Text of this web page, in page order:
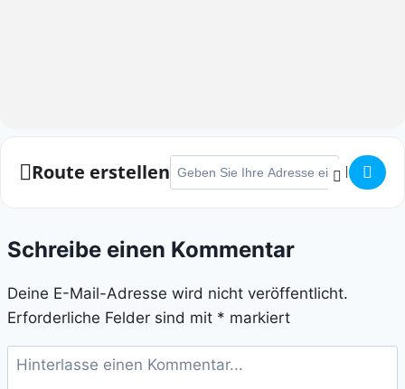
Route erstellen
Schreibe einen Kommentar
Deine E-Mail-Adresse wird nicht veröffentlicht.
Erforderliche Felder sind mit * markiert